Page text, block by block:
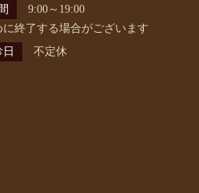
9:00～19:00
終了する場合がございます
不定休